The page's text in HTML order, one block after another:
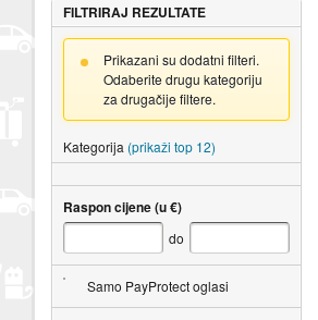
FILTRIRAJ REZULTATE
Prikazani su dodatni filteri.
Odaberite drugu kategoriju
za drugačije filtere.
Kategorija (prikaži top 12)
Raspon cijene (u €)
do
Samo PayProtect oglasi